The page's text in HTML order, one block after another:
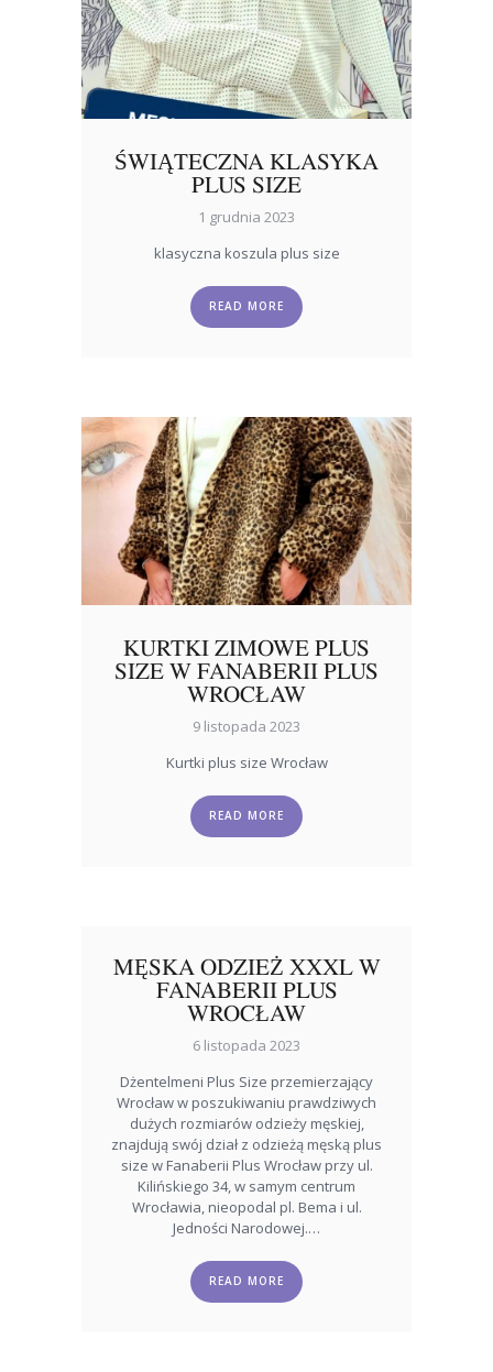
ŚWIĄTECZNA KLASYKA
PLUS SIZE
1 grudnia 2023
klasyczna koszula plus size
READ MORE
KURTKI ZIMOWE PLUS
SIZE W FANABERII PLUS
WROCŁAW
9 listopada 2023
Kurtki plus size Wrocław
READ MORE
MĘSKA ODZIEŻ XXXL W
FANABERII PLUS
WROCŁAW
6 listopada 2023
Dżentelmeni Plus Size przemierzający
Wrocław w poszukiwaniu prawdziwych
dużych rozmiarów odzieży męskiej,
znajdują swój dział z odzieżą męską plus
size w Fanaberii Plus Wrocław przy ul.
Kilińskiego 34, w samym centrum
Wrocławia, nieopodal pl. Bema i ul.
Jedności Narodowej.…
READ MORE